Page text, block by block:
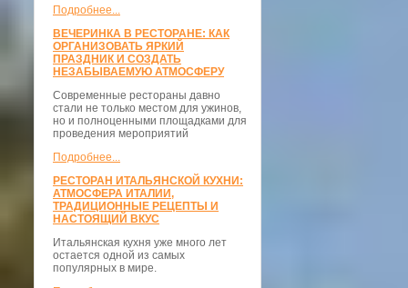
Подробнее...
ВЕЧЕРИНКА В РЕСТОРАНЕ: КАК
ОРГАНИЗОВАТЬ ЯРКИЙ
ПРАЗДНИК И СОЗДАТЬ
НЕЗАБЫВАЕМУЮ АТМОСФЕРУ
Современные рестораны давно
стали не только местом для ужинов,
но и полноценными площадками для
проведения мероприятий
Подробнее...
РЕСТОРАН ИТАЛЬЯНСКОЙ КУХНИ:
АТМОСФЕРА ИТАЛИИ,
ТРАДИЦИОННЫЕ РЕЦЕПТЫ И
НАСТОЯЩИЙ ВКУС
Итальянская кухня уже много лет
остается одной из самых
популярных в мире.